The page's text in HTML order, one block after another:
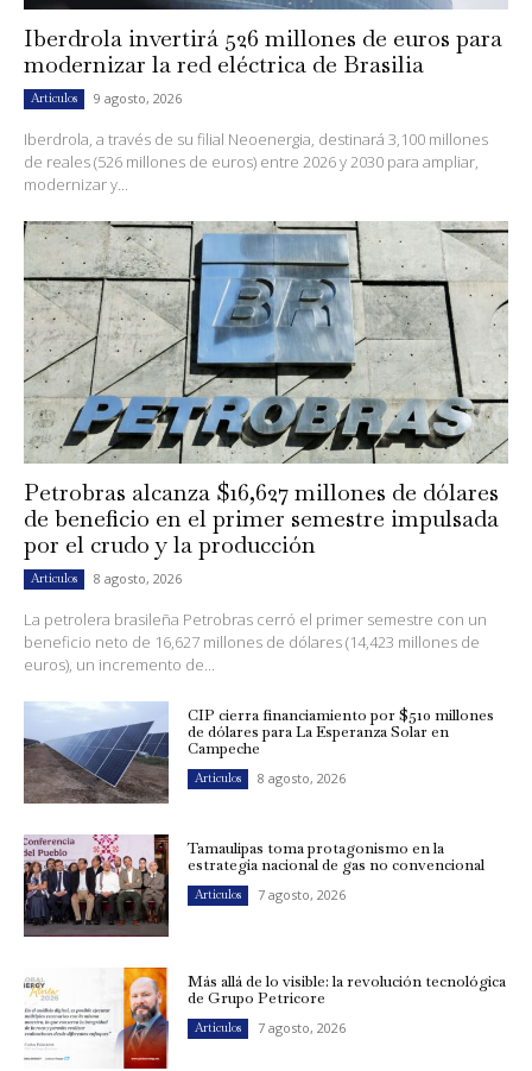
Iberdrola invertirá 526 millones de euros para
modernizar la red eléctrica de Brasilia
Artículos 9 agosto, 2026
Iberdrola, a través de su filial Neoenergia, destinará 3,100 millones
de reales (526 millones de euros) entre 2026 y 2030 para ampliar,
modernizar y...
Petrobras alcanza $16,627 millones de dólares
de beneficio en el primer semestre impulsada
por el crudo y la producción
Artículos 8 agosto, 2026
La petrolera brasileña Petrobras cerró el primer semestre con un
beneficio neto de 16,627 millones de dólares (14,423 millones de
euros), un incremento de...
CIP cierra financiamiento por $510 millones
de dólares para La Esperanza Solar en
Campeche
Artículos 8 agosto, 2026
Tamaulipas toma protagonismo en la
estrategia nacional de gas no convencional
Artículos 7 agosto, 2026
Más allá de lo visible: la revolución tecnológica
de Grupo Petricore
Artículos 7 agosto, 2026